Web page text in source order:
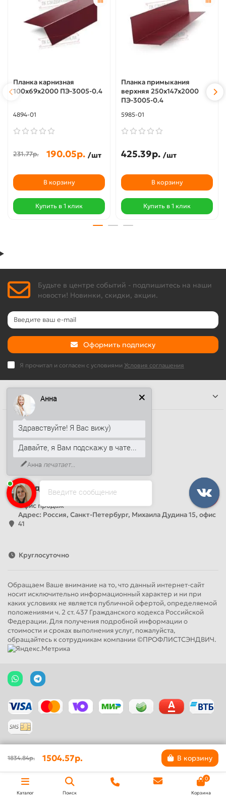
Планка карнизная
100х69х2000 ПЭ-3005-0.4
4894-01
231.77р. 190.05р. /шт
В корзину
Купить в 1 клик
Планка примыкания
верхняя 250х147х2000
ПЭ-3005-0.4
5985-01
425.39р. /шт
В корзину
Купить в 1 клик
Будьте в центре событий - подпишитесь на наши
новости! Новинки, скидки, акции.
Оформить подписку
Я прочитал и согласен с условиями Условия соглашения
Информация
Наши контакты
+7 (812) 389-26-20
+7 (499) 444-14-71
info@sandwichpanelsvspb.ru
Наш адрес
Офис продаж
Адрес: Россия, Санкт-Петербург, Михаила Дудина 15, офис
41
Круглосуточно
Обращаем Ваше внимание на то, что данный интернет-сайт
носит исключительно информационный характер и ни при
каких условиях не является публичной офертой, определяемой
положениями ч. 2 ст. 437 Гражданского кодекса Российской
Федерации. Для получения подробной информации о
стоимости и сроках выполнения услуг, пожалуйста,
обращайтесь к сотрудникам компании ©ПРОФЛИСТСЭНДВИЧ.
1834.84р. 1504.57р. В корзину
Каталог Поиск
0
Корзина
Введите сообщение
Анна
Здравствуйте! Я Вас вижу)
Давайте, я Вам подскажу в чате...
Анна печатает...